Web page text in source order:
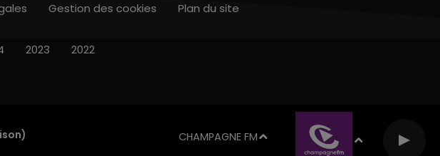
CHAMPAGNE FM
Gestion des cookies Plan du site
2023 2022